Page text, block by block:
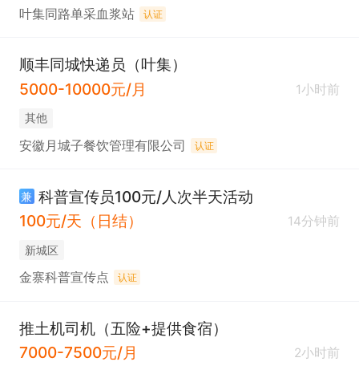
叶集同路单采血浆站 认证
顺丰同城快递员（叶集）
5000-10000元/月
1小时前
其他
安徽月城子餐饮管理有限公司 认证
兼 科普宣传员100元/人次半天活动
100元/天（日结）
14分钟前
新城区
金寨科普宣传点 认证
推土机司机（五险+提供食宿）
7000-7500元/月
2小时前